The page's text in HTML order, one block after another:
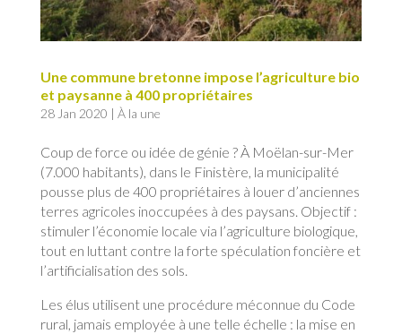
Une commune bretonne impose l’agriculture bio
et paysanne à 400 propriétaires
28 Jan 2020 | À la une
Coup de force ou idée de génie ? À Moëlan-sur-Mer
(7.000 habitants), dans le Finistère, la municipalité
pousse plus de 400 propriétaires à louer d’anciennes
terres agricoles inoccupées à des paysans. Objectif :
stimuler l’économie locale via l’agriculture biologique,
tout en luttant contre la forte spéculation foncière et
l’artificialisation des sols.
Les élus utilisent une procédure méconnue du Code
rural, jamais employée à une telle échelle : la mise en